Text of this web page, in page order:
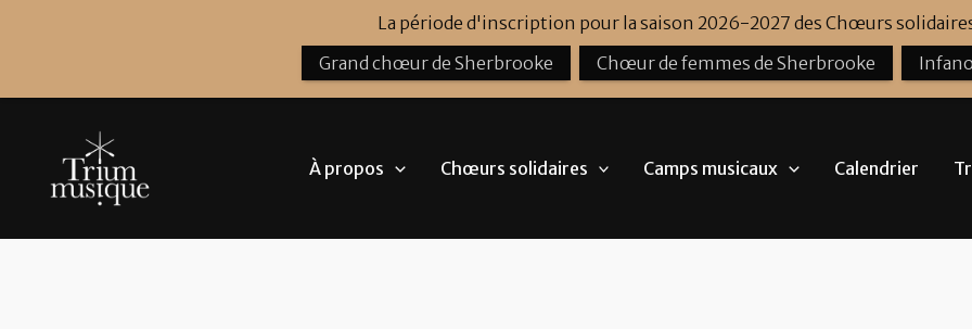
À propos Chœurs solidaires Camps musicaux Calendrier
La période d'inscription pour la saison 2026-2027 des Chœurs
Grand chœur de Sherbrooke
Chœur de femmes de Sherbrooke